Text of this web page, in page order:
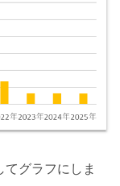
グラフにしま